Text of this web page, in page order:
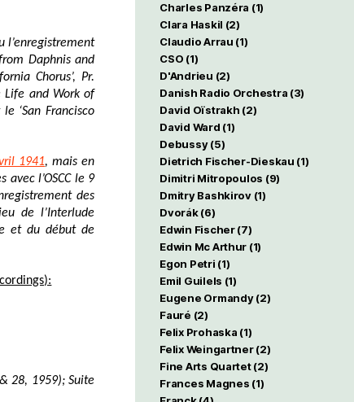
l’enregistrement
Daphnis and
Chorus’, Pr.
Life and Work of
‘San Francisco
1941, mais en
l’OSCC le 9
des
de l’Interlude
et du début de
28, 1959); Suite
Charles Panzéra (1)
Clara Haskil (2)
Claudio Arrau (1)
CSO (1)
D'Andrieu (2)
Danish Radio Orchestra (3)
David Oïstrakh (2)
David Ward (1)
Debussy(5)
Dietrich Fischer-Dieskau (1)
Dimitri Mitropoulos (9)
Dmitry Bashkirov(1)
Dvorák(6)
Edwin Fischer(7)
Edwin Mc Arthur (1)
Egon Petri (1)
Emil Guilels (1)
Eugene Ormandy(2)
Fauré (2)
Felix Prohaska (1)
Felix Weingartner(2)
Fine Arts Quartet(2)
Frances Magnes (1)